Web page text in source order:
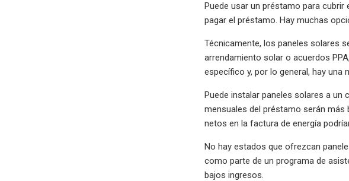
Puede usar un préstamo para
pagar el préstamo. Hay muchas
Técnicamente, los paneles solares
arrendamiento solar o acuerdos
específico y, por lo general, hay una
Puede instalar paneles solares a un
mensuales del préstamo serán más
netos en la factura de energía
No hay estados que ofrezcan
como parte de un programa de
bajos ingresos.